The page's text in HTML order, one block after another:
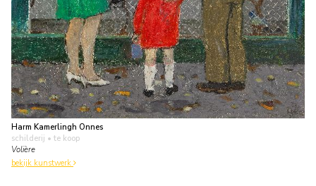
Harm Kamerlingh Onnes
schilderij • te koop
Volière
bekijk kunstwerk